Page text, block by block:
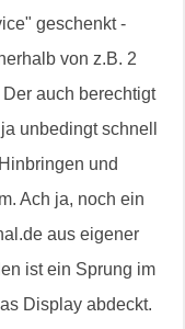
geschenkt -
von z.B. 2
auch berechtigt
unbedingt schnell
und
Ach ja, noch ein
aus eigener
ist ein Sprung im
Display abdeckt.